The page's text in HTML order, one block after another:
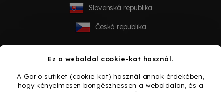
Ez a weboldal cookie-kat használ.
A Gario sütiket (cookie-kat) használ annak érdekében,
hogy kényelmesen böngészhessen a weboldalon, és a
Slovenská republika
Česká republika